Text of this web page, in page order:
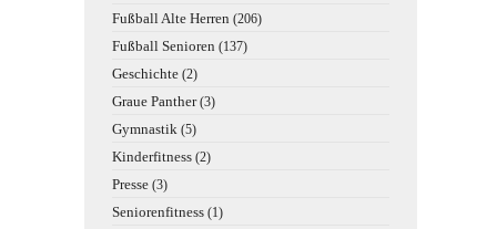
Fußball Alte Herren (206)
Fußball Senioren (137)
Geschichte (2)
Graue Panther(3)
Gymnastik (5)
Kinderfitness (2)
Presse (3)
Seniorenfitness (1)